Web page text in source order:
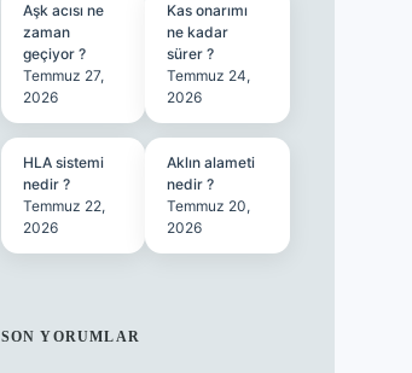
Aşk acısı ne
zaman
geçiyor ?
Temmuz 27,
2026
Kas onarımı
ne kadar
sürer ?
Temmuz 24,
2026
HLA sistemi
nedir ?
Temmuz 22,
2026
Aklın alameti
nedir ?
Temmuz 20,
2026
SON YORUMLAR